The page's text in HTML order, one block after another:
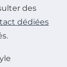
des
dédiées